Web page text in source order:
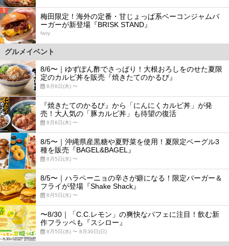
5
梅田限定！海外の定番・甘じょっぱ系ベーコンジャムバ
ーガーが新登場『BRISK STAND』
favy
グルメイベント
8/6〜｜ゆずぽん酢でさっぱり！大根おろしをのせた夏限
定のカルビ丼を販売『焼きたてのかるび』
8月6日(木) 〜
『焼きたてのかるび』から「にんにくカルビ丼」が発
売！大人気の「豚カルビ丼」も待望の復活
8月6日(木) 〜
8/5〜｜沖縄県産黒糖や夏野菜を使用！夏限定ベーグル3
種を販売『BAGEL&BAGEL』
8月5日(水) 〜
8/5〜｜ハラペーニョの辛さが癖になる！限定バーガー＆
フライが登場『Shake Shack』
8月5日(水) 〜
〜8/30｜「C.C.レモン」の爽快なパフェに注目！飲む新
作フラッペも『スシロー』
8月5日(水) 〜 8月30日(日)